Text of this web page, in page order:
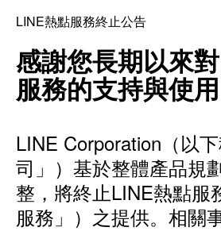
LINE熱點服務終止公告
感謝您長期以來
服務的支持與使用
LINE Corporation（以
司」）基於整體產品規
整，將終止LINE熱點服
服務」）之提供。相關